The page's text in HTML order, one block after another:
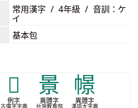
常用漢字 / 4年級 / 音訓：ケ
イ
基本包
𬄣
例字
古僮字字典
㬌
異體字
台灣教育部
幜
異體字
漢語大字典